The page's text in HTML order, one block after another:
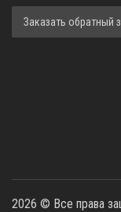
Заказать обратный
2026 © Все права